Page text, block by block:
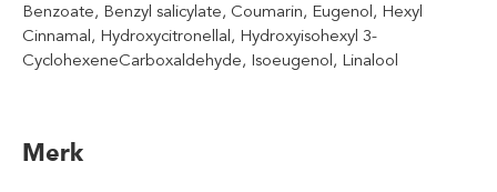
Benzoate, Benzyl salicylate, Coumarin, Eugenol, Hexyl
Cinnamal, Hydroxycitronellal, Hydroxyisohexyl 3-
CyclohexeneCarboxaldehyde, Isoeugenol, Linalool
Merk